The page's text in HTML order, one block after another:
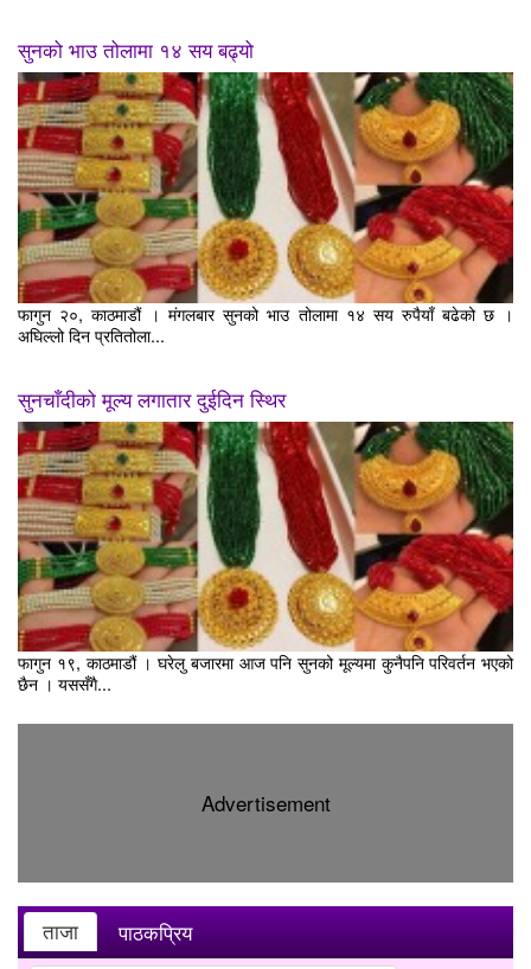
सुनको भाउ तोलामा १४ सय बढ्यो
फागुन २०, काठमाडौं । मंगलबार सुनको भाउ तोलामा १४ सय रुपैयाँ बढेको छ ।
अघिल्लो दिन प्रतितोला...
सुनचाँदीको मूल्य लगातार दुईदिन स्थिर
फागुन १९, काठमाडौं । घरेलु बजारमा आज पनि सुनको मूल्यमा कुनैपनि परिवर्तन भएको
छैन । यससँगै...
Advertisement
ताजा पाठकप्रिय